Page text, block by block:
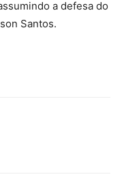
a defesa do
Santos.